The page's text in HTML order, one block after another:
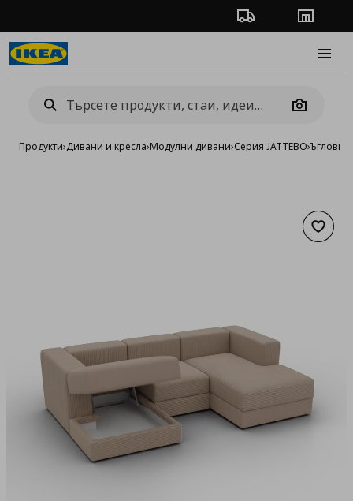
Проследяване на
Camera
Продукти›Дивани и кресла›Модулни дивани›Серия JATTEBO›Ъглови